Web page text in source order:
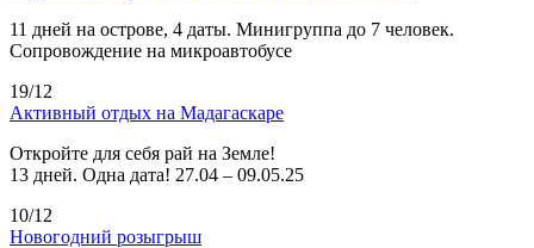
11 дней на острове, 4 даты. Минигруппа до 7 человек.
Сопровождение на микроавтобусе
19/12
Активный отдых на Мадагаскаре
Откройте для себя рай на Земле!
13 дней. Одна дата! 27.04 – 09.05.25
10/12
Новогодний розыгрыш